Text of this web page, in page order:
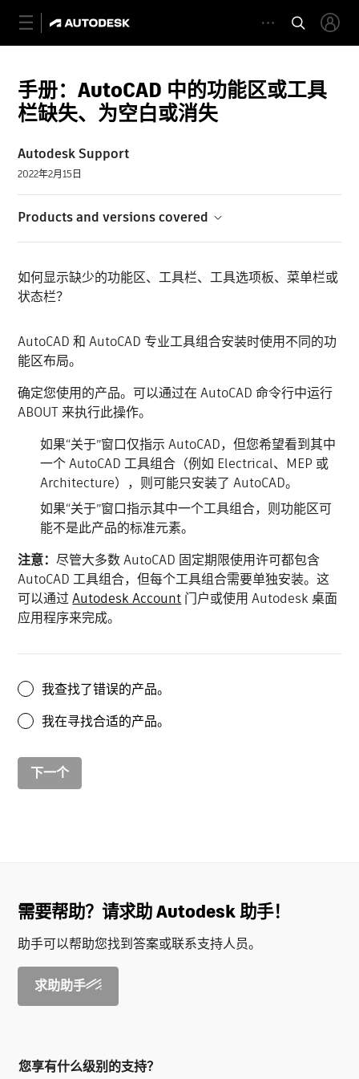
手册：AutoCAD 中的功能区或工具
栏缺失、为空白或消失
Autodesk Support
2022年2月15日
Products and versions covered
如何显示缺少的功能区、工具栏、工具选项板、菜单栏或
状态栏？
AutoCAD 和 AutoCAD 专业工具组合安装时使用不同的功
能区布局。
确定您使用的产品。可以通过在 AutoCAD 命令行中运行
ABOUT 来执行此操作。
如果“关于”窗口仅指示 AutoCAD，但您希望看到其中
一个 AutoCAD 工具组合（例如 Electrical、MEP 或
Architecture），则可能只安装了 AutoCAD。
如果“关于”窗口指示其中一个工具组合，则功能区可
能不是此产品的标准元素。
注意：尽管大多数 AutoCAD 固定期限使用许可都包含
AutoCAD 工具组合，但每个工具组合需要单独安装。这
可以通过Autodesk Account 门户或使用 Autodesk 桌面
应用程序来完成。
我查找了错误的产品。
我在寻找合适的产品。
下一个
需要帮助？请求助 Autodesk 助手！
助手可以帮助您找到答案或联系支持人员。
求助助手
您享有什么级别的支持？